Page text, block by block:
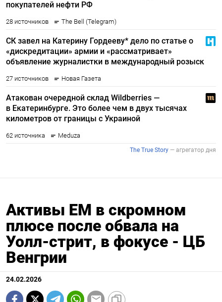
Активы EM в скромном
плюсе после обвала на
Уолл-стрит, в фокусе - ЦБ
Венгрии
24.02.2026